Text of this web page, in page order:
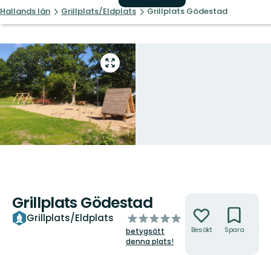
Hallands län Grillplats/Eldplats Grillplats Gödestad
Gå
till
helskärmsläge
Grillplats Gödestad
Grillplats/Eldplats
av
5
stjärnor
betygsätt
denna plats!
Besökt Spara